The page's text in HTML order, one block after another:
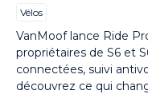
Vélos
VanMoof lance Ride
propriétaires de S6 et
connectées, suivi
découvrez ce qui